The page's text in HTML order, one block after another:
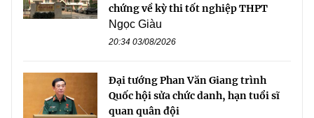
chứng về kỳ thi tốt nghiệp THPT
Ngọc Giàu
20:34 03/08/2026
Đại tướng Phan Văn Giang trình
Quốc hội sửa chức danh, hạn tuổi sĩ
quan quân đội